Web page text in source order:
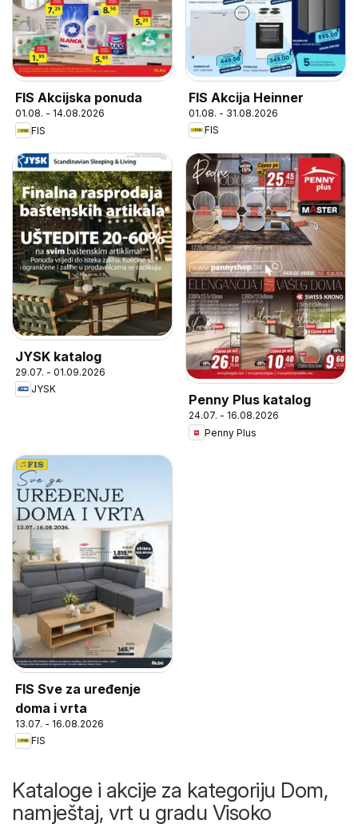
FIS Akcijska ponuda
01.08. - 14.08.2026
FIS
FIS Akcija Heinner
01.08. - 31.08.2026
FIS
JYSK katalog
29.07. - 01.09.2026
JYSK
Penny Plus katalog
24.07. - 16.08.2026
Penny Plus
FIS Sve za uređenje
doma i vrta
13.07. - 16.08.2026
FIS
Kataloge i akcije za kategoriju Dom,
namještaj, vrt u gradu Visoko